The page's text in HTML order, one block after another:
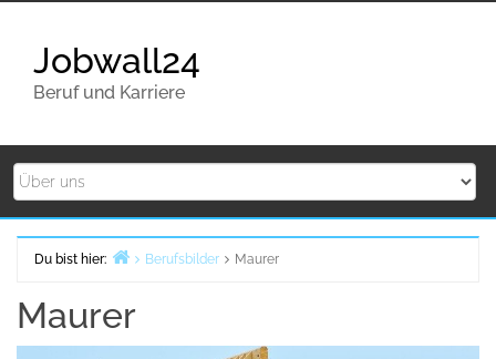
Jobwall24
Beruf und Karriere
Du bist hier:
Berufsbilder Maurer
Maurer